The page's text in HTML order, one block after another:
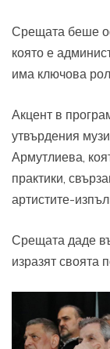
Срещата беше
която е
има ключова
Акцент в
утвърдения
Армутлиева,
практики,
артистите-
Срещата даде
изразят своята